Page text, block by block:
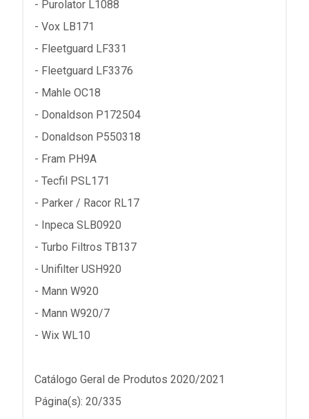
- Purolator L1088
- Vox LB171
- Fleetguard LF331
- Fleetguard LF3376
- Mahle OC18
- Donaldson P172504
- Donaldson P550318
- Fram PH9A
- Tecfil PSL171
- Parker / Racor RL17
- Inpeca SLB0920
- Turbo Filtros TB137
- Unifilter USH920
- Mann W920
- Mann W920/7
- Wix WL10
Catálogo Geral de Produtos 2020/2021
Página(s): 20/335